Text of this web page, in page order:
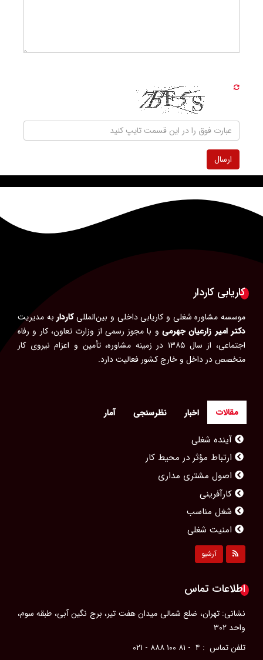
ارسال
کاریابی کاردار
موسسه مشاوره شغلی و کاریابی داخلی و بین‌المللیکاردار به مدیریت
دکتر امیر زارعیان جهرمی و با مجوز رسمی از وزارت تعاون، کار و رفاه
اجتماعی، از سال ۱۳۸۵ در زمینه مشاوره، تأمین و اعزام نیروی کار
متخصص در داخل و خارج کشور فعالیت دارد.
مقالات اخبار نظرسنجی آمار
آینده شغلی
ارتباط مؤثر در محیط کار
اصول مشتری مداری
کارآفرینی
شغل مناسب
مصاحبه کاری
رزومه‌ای حرفه‌ای
ویژگی‌های یک مدیر موفق
آداب معاشرت در محل كار
سلامت جسم در محل کار
آرشیو
اطلاعات تماس
نشانی: تهران، ضلع شمالی میدان هفت تیر، برج نگین آبی، طبقه سوم،
واحد ۳۰۲
تلفن تماس : ۴ - ۸۱ ۱۰۰ ۸۸۸ - ۰۲۱